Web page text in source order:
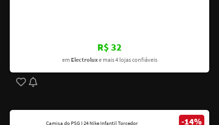
R$ 32
em Electroluxe mais 4 lojas confiáveis
Camisa do PSG I 24 Nike Infantil Torcedor -14%